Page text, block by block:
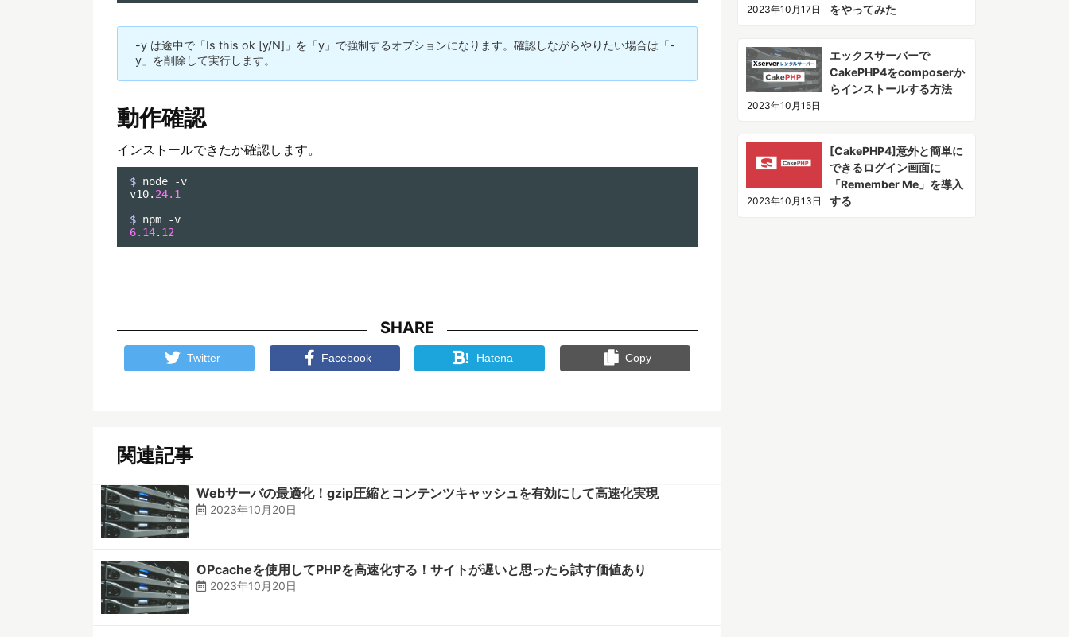
-y は途中で「Is this ok [y/N]」を「y」で強制するオプションになります。確認しながらやりたい場合は「-
y」を削除して実行します。
動作確認
インストールできたか確認します。
$ node -v
v10. 24.1
$
6.14. 12
SHARE
Twitter Facebook ! Hatena Copy
関連記事
Webサーバの最適化！gzip圧縮とコンテンツキャッシュを有効にして高速化実現
2023年10月20日
OPcacheを使用してPHPを高速化する！サイトが遅いと思ったら試す価値あり
2023年10月20日
2023年10月17日
をやってみた
2023年10月15日
エックスサーバーで
CakePHP4をcomposerか
らインストールする方法
2023年10月13日
[CakePHP4]意外と簡単に
できるログイン画面に
「Remember Me」を導入
する